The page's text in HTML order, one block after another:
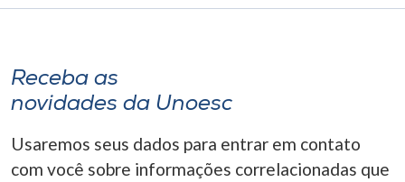
Selecione
A+
Receba as
novidades da Unoesc
Usaremos seus dados para entrar em contato
com você sobre informações correlacionadas que